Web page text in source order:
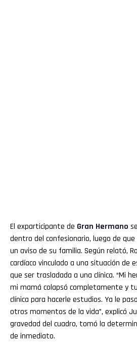
El exparticipante de Gran Hermano
dentro del confesionario, luego de que
un aviso de su familia. Según relató,
cardíaco vinculado a una situación de
que ser trasladada a una clínica. “Mi
mi mamá colapsó completamente y
clínica para hacerle estudios. Ya le
otros momentos de la vida”, explicó
gravedad del cuadro, tomó la
de inmediato.